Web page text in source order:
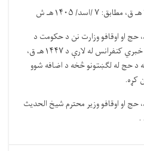
هـ ق، مطابق: ۷ / اسد/۱۴۰۵هـ ش
حج او اوقافو وزارت نن د حکومت د
خبري کنفرانس له لارې د۱۴۴۷هـ ق،
د حج له لګښتونو څخه د اضافه شوو
کړه.
او اوقافو وزیر محترم شیخ الحدیث
.